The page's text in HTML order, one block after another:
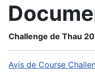
Challenge de Thau
Avis de Course